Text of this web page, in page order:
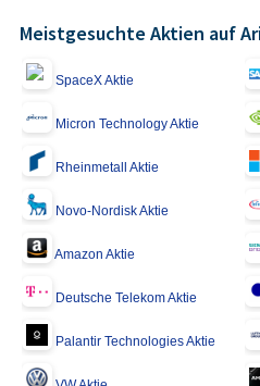
Meistgesuchte Aktien auf
SpaceX Aktie
Micron Technology Aktie
Rheinmetall Aktie
Novo-Nordisk Aktie
Amazon Aktie
Deutsche Telekom Aktie
Palantir Technologies Aktie